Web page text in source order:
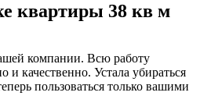
квартиры 38 кв м
компании. Всю работу
и качественно. Устала убираться
пользоваться только вашими